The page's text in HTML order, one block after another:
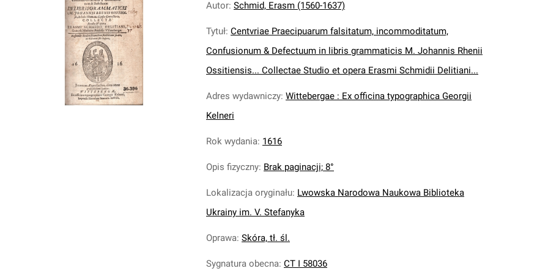
Autor: Schmid, Erasm (1560-1637)
Tytuł: Centvriae Praecipuarum falsitatum, incommoditatum,
Confusionum & Defectuum in libris grammaticis M. Johannis Rhenii
Ossitiensis... Collectae Studio et opera Erasmi Schmidii Delitiani...
Adres wydawniczy: Wittebergae : Ex officina typographica Georgii
Kelneri
Rok wydania: 1616
Opis fizyczny: Brak paginacji; 8°
Lokalizacja oryginału: Lwowska Narodowa Naukowa Biblioteka
Ukrainy im. V. Stefanyka
Oprawa: Skóra, tł. śl.
Sygnatura obecna: CT I 58036